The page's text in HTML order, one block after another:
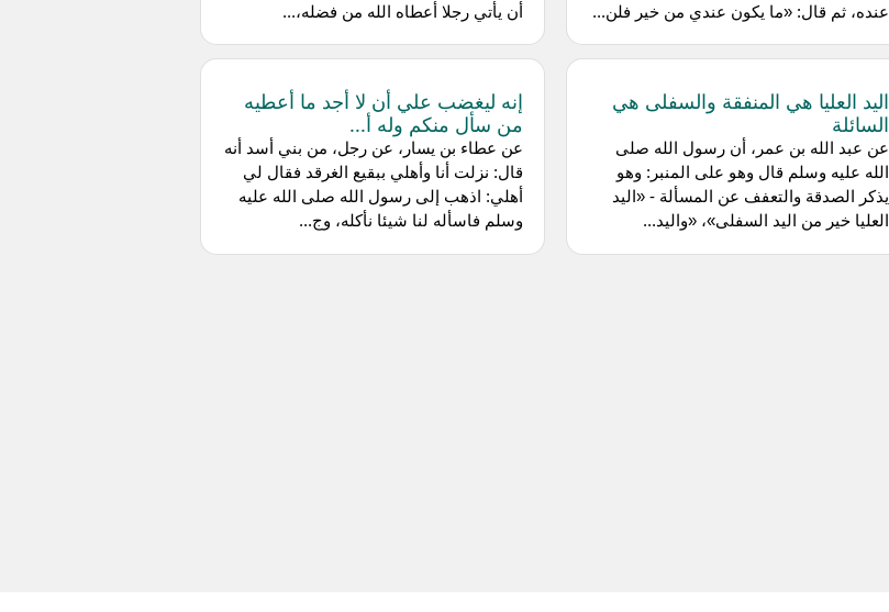
عنده، ثم قال: «ما يكون عندي من خير فلن...
اليد العليا هي المنفقة والسفلى هي
السائلة
عن عبد الله بن عمر، أن رسول الله صلى
الله عليه وسلم قال وهو على المنبر: وهو
يذكر الصدقة والتعفف عن المسألة - «اليد
العليا خير من اليد السفلى»، «واليد...
أن يأتي رجلا أعطاه الله من فضله،...
إنه ليغضب علي أن لا أجد ما أعطيه
من سأل منكم وله أ...
عن عطاء بن يسار، عن رجل، من بني أسد أنه
قال: نزلت أنا وأهلي ببقيع الغرقد فقال لي
أهلي: اذهب إلى رسول الله صلى الله عليه
وسلم فاسأله لنا شيئا نأكله، وج...